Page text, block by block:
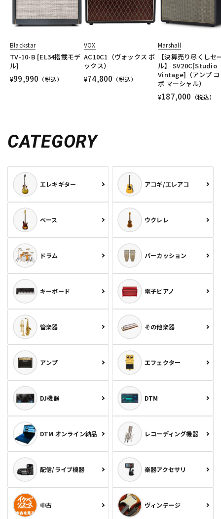
Blackstar
TV-10-B [EL34搭載モデ
ル]
¥99,990 （税込）
VOX
AC10C1（ヴォックス ボ
ックス）
¥74,800 （税込）
Marshall
【決算売り尽くしセ
ル】 SV20C[Studio
Vintage]（アンプ
ボ マーシャル）
¥187,000 （税込）
CATEGORY
エレキギター アコギ/エレアコ
ベース ウクレレ
ドラム パーカッション
キーボード 電子ピアノ
管楽器 その他楽器
アンプ エフェクター
DJ機器 DTM
DTM オンライン納品 レコーディング機器
配信/ライブ機器 楽器アクセサリ
中古 ヴィンテージ